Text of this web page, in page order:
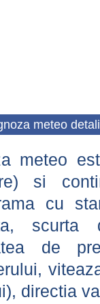
meteo
meteo
si
cu
scurta
de
directia